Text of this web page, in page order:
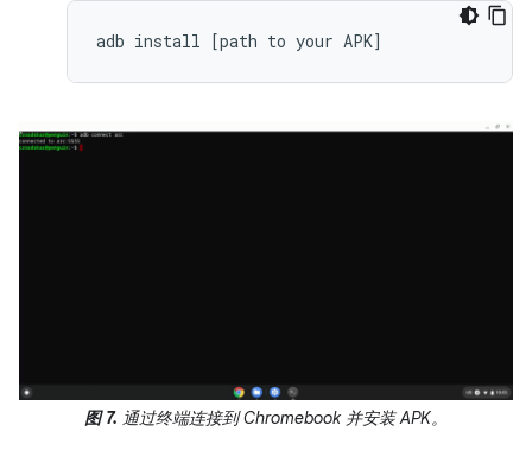
图 7. 通过终端连接到 Chromebook 并安装 APK。